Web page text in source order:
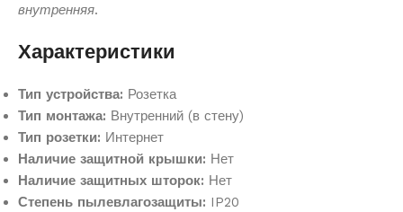
внутренняя.
Характеристики
Тип устройства: Розетка
Тип монтажа: Внутренний (в стену)
Тип розетки: Интернет
Наличие защитной крышки: Нет
Наличие защитных шторок: Нет
Степень пылевлагозащиты: IP20